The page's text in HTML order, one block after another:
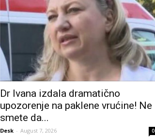
Dr Ivana izdala dramatično
upozorenje na paklene vrućine! Ne
smete da...
Desk - August 7, 2026 0